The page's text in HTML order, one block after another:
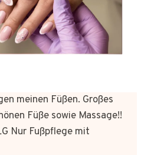
meinen Füßen. Großes
Füße sowie Massage!!
Nur Fußpflege mit